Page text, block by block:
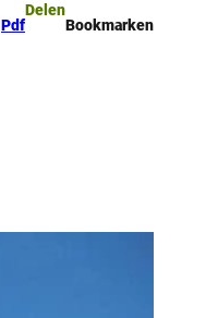
Pdf
Delen
Bookmarken